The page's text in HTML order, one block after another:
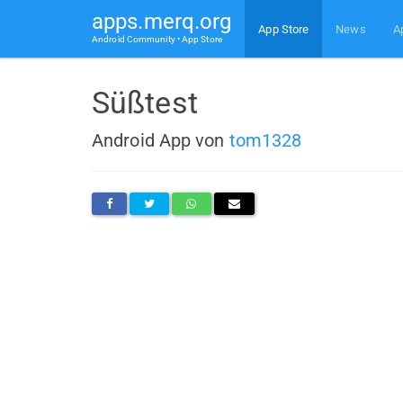
apps.merq.org
Android Community • App Store
App Store News
Süßtest
Android App von tom1328